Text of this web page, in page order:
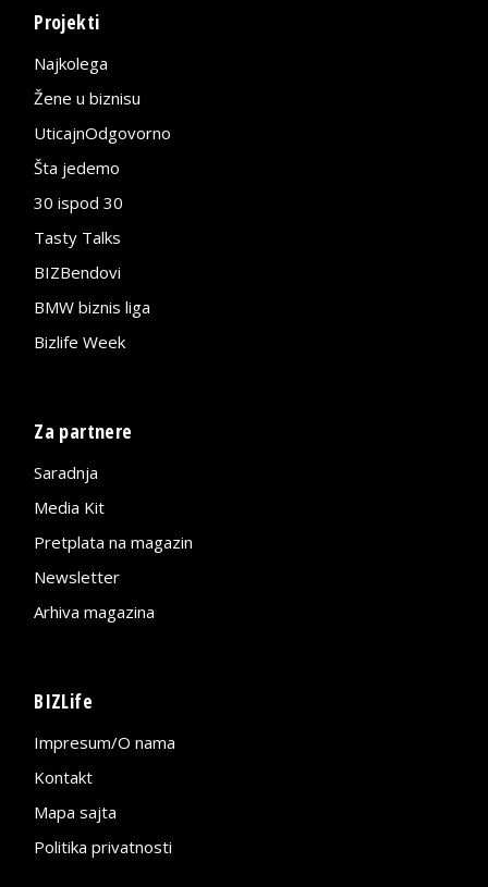
Projekti
Najkolega
Žene u biznisu
UticajnOdgovorno
Šta jedemo
30 ispod 30
Tasty Talks
BIZBendovi
BMW biznis liga
Bizlife Week
Za partnere
Saradnja
Media Kit
Pretplata na magazin
Newsletter
Arhiva magazina
BIZLife
Impresum/O nama
Kontakt
Mapa sajta
Politika privatnosti